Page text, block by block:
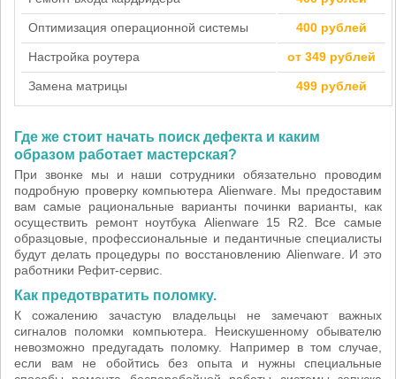
Оптимизация операционной системы 400 рублей
Настройка роутера от 349 рублей
Замена матрицы 499 рублей
Где же стоит начать поиск дефекта и каким
образом работает мастерская?
При звонке мы и наши сотрудники обязательно проводим
подробную проверку компьютера Alienware. Мы предоставим
вам самые рациональные варианты починки варианты, как
осуществить ремонт ноутбука Alienware 15 R2. Все самые
образцовые, профессиональные и педантичные специалисты
будут делать процедуры по восстановлению Alienware. И это
работники Рефит-сервис.
Как предотвратить поломку.
К сожалению зачастую владельцы не замечают важных
сигналов поломки компьютера. Неискушенному обывателю
невозможно предугадать поломку. Например в том случае,
если вам не обойтись без опыта и нужны специальные